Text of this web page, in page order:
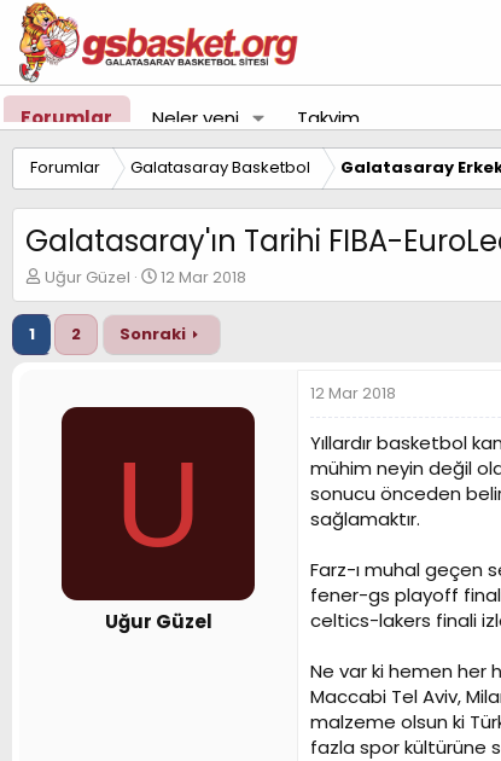
Forumlar Neler yeni Takvim
Forumlar Galatasaray Basketbol Galatasaray
Galatasaray'ın Tarihi FIBA-
K
o
n
u
y
Uğur Güzel
B
a
ş
l
a
g
i
12 Mar 2018
1 2 Sonraki
U
Uğur Güzel
12 Mar 2018
Yıllardır basketbol
mühim neyin değil
sonucu önceden
sağlamaktır.
Farz-ı muhal geçen
fener-gs playoff
celtics-lakers finali
Ne var ki hemen her
Maccabi Tel Aviv,
malzeme olsun ki
fazla spor kültürüne